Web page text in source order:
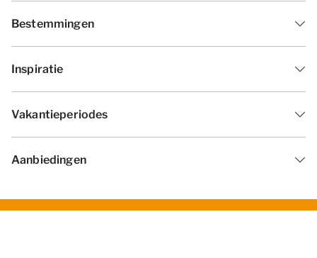
Bestemmingen
Inspiratie
Vakantieperiodes
Aanbiedingen